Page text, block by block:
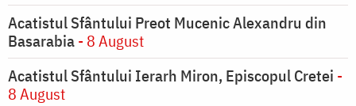
Acatistul Sfântului Preot Mucenic Alexandru din
Basarabia- 8 August
Acatistul Sfântului Ierarh Miron, Episcopul Cretei -
8 August